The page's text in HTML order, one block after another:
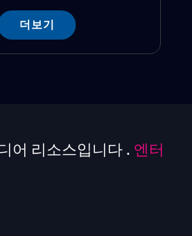
더보기
어 리소스입니다 . 엔터